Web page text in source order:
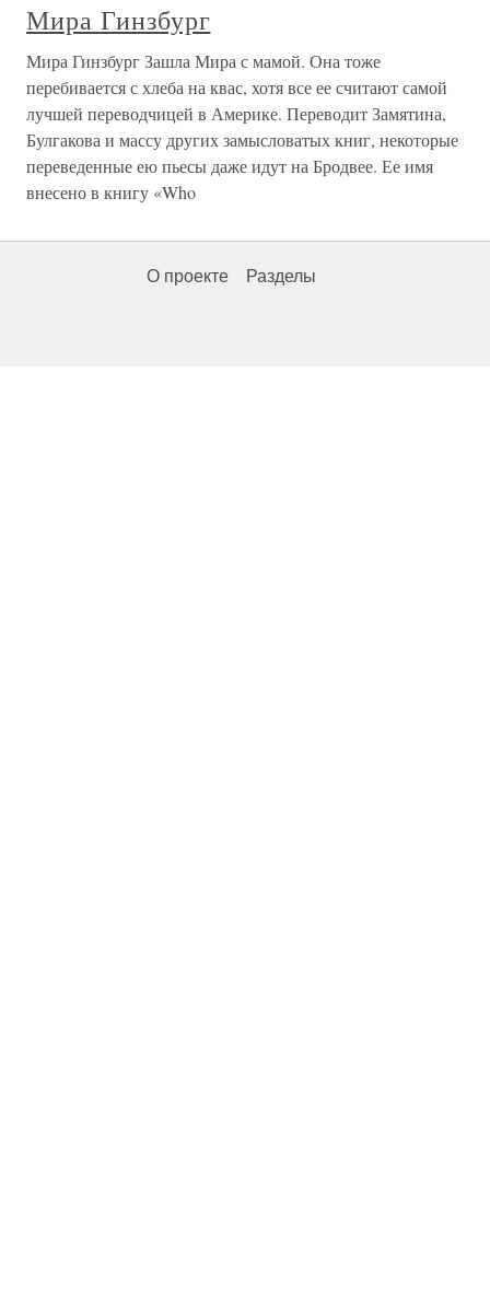
Мира Гинзбург
Мира Гинзбург Зашла Мира с мамой. Она тоже
перебивается с хлеба на квас, хотя все ее считают самой
лучшей переводчицей в Америке. Переводит Замятина,
Булгакова и массу других замысловатых книг, некоторые
переведенные ею пьесы даже идут на Бродвее. Ее имя
внесено в книгу «Who
О проекте Разделы